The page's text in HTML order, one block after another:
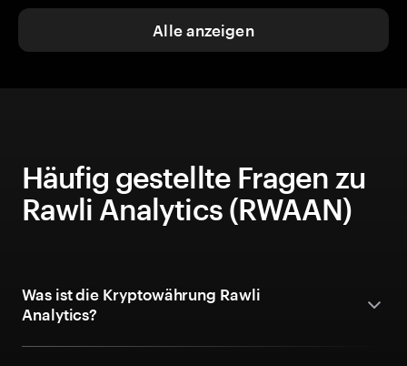
Alle anzeigen
Häufig gestellte Fragen zu
Rawli Analytics (RWAAN)
Was ist die Kryptowährung Rawli
Analytics?